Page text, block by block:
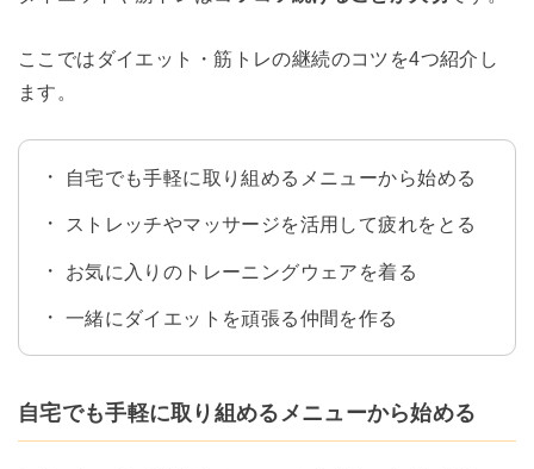
ここではダイエット・筋トレの継続のコツを4つ紹介し
ます。
自宅でも手軽に取り組めるメニューから始める
ストレッチやマッサージを活用して疲れをとる
お気に入りのトレーニングウェアを着る
一緒にダイエットを頑張る仲間を作る
自宅でも手軽に取り組めるメニューから始める